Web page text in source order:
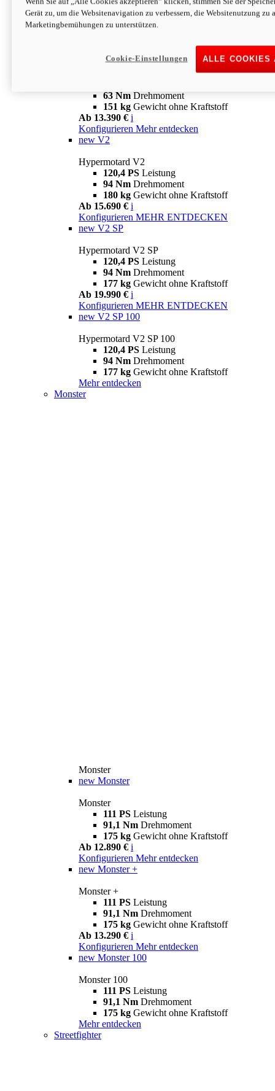
63 NmDrehmoment
151 kgGewicht ohne Kraftstoff
Ab 13.890 € i
63 Nm Drehmoment
151 kg Gewicht ohne Kraftstoff
Ab 13.390 € i
Konfigurieren Mehr entdecken
new V2
Hypermotard V2
120,4 PS Leistung
94 Nm Drehmoment
180 kg Gewicht ohne Kraftstoff
Ab 15.690 € i
Konfigurieren MEHR ENTDECKEN
new V2 SP
Hypermotard V2 SP
120,4 PS Leistung
94 Nm Drehmoment
177 kg Gewicht ohne Kraftstoff
Ab 19.990 € i
Konfigurieren MEHR ENTDECKEN
new V2 SP 100
Hypermotard V2 SP 100
120,4 PS Leistung
94 Nm Drehmoment
177 kg Gewicht ohne Kraftstoff
Mehr entdecken
Monster
Monster
new Monster
Monster
111 PS Leistung
91,1 Nm Drehmoment
175 kg Gewicht ohne Kraftstoff
Ab 12.890 € i
Konfigurieren Mehr entdecken
new Monster +
Monster +
111 PS Leistung
91,1 Nm Drehmoment
175 kg Gewicht ohne Kraftstoff
Ab 13.290 € i
Konfigurieren Mehr entdecken
new Monster 100
Monster 100
111 PS Leistung
91,1 Nm Drehmoment
175 kg Gewicht ohne Kraftstoff
Mehr entdecken
Streetfighter
Gerät zu, um die Websitenavigation zu verbessern, die Websitenutzung zu
Marketingbemühungen zu unterstützen.
ALLE COOKIES
Cookie-Einstellungen